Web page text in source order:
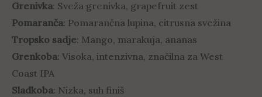
Grenivka: Sveža grenivka, grapefruit zest
Pomaranča: Pomarančna lupina, citrusna svežina
Tropsko sadje: Mango, marakuja, ananas
Grenkoba: Visoka, intenzivna, značilna za West
Coast IPA
Sladkoba: Nizka, suh finiš